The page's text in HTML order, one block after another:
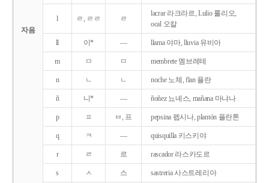
자음
l ㄹ, ㄹㄹ ㄹ
lacrar 라크라르, Lulio 룰리오,
ocal 오칼
ll 이* ― llama 야마, lluvia 유비아
m ㅁ ㅁ membrete 멤브레테
n ㄴ ㄴ noche 노체, flan 플란
ñ 니* ― ñoñez 뇨녜스, mañana 마냐나
p ㅍ ㅂ, 프 pepsina 펩시나, plantón 플란톤
q ㅋ ― quisquilla 키스키야
r ㄹ 르 rascador 라스카도르
s ㅅ 스 sastreria 사스트레리아